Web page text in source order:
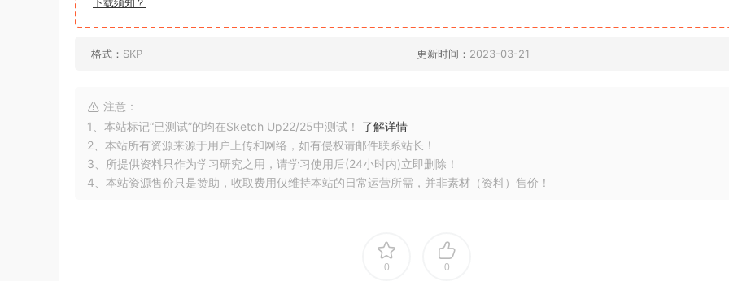
格式： SKP 更新时间： 2023-03-21
注意：
1、本站标记“已测试”的均在Sketch Up22/25中测试！ 了解详情
2、本站所有资源来源于用户上传和网络，如有侵权请邮件联系站长！
3、所提供资料只作为学习研究之用，请学习使用后(24小时内)立即删除！
4、本站资源售价只是赞助，收取费用仅维持本站的日常运营所需，并非素材（资料）售价！
0 0